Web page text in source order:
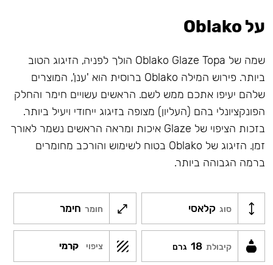
על Oblako
שמה של Oblako Glaze Topa הולך לפניה, הזיגוג הטוב
ביותר. פירוש המילה Oblako ברוסית הוא 'ענן', המוצרים
שלהם יעיפו אתכם ממש לשם. הראשים עשויים חימר והחלק
הפונקציונלי בהם (העליון) מצופה בזיגוג ייחודי ויעיל ביותר.
בזכות הציפוי של Glaze איכות ומראה הראשים נשמר לאורך
זמן. הזיגוג של Oblako בטוח לשימוש והורכב מחומרים
ברמה הגבוהה ביותר.
סוג קלאסי חומר חימר
קיבולת 18 גרם ציפוי קרמי